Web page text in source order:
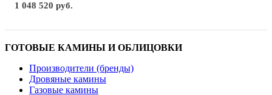
1 048 520 руб.
ГОТОВЫЕ КАМИНЫ И ОБЛИЦОВКИ
Производители (бренды)
Дровяные камины
Газовые камины